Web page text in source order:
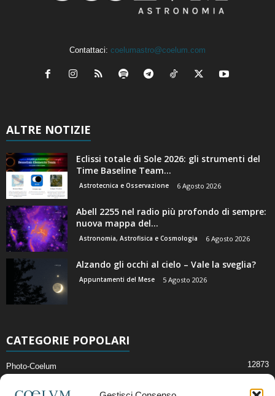
Contattaci: coelumastro@coelum.com
ALTRE NOTIZIE
Eclissi totale di Sole 2026: gli strumenti del
Time Baseline Team...
Astrotecnica e Osservazione 6 Agosto 2026
Abell 2255 nel radio più profondo di sempre:
nuova mappa del...
Astronomia, Astrofisica e Cosmologia 6 Agosto 2026
Alzando gli occhi al cielo – Vale la sveglia?
Appuntamenti del Mese 5 Agosto 2026
CATEGORIE POPOLARI
Photo-Coelum 12873